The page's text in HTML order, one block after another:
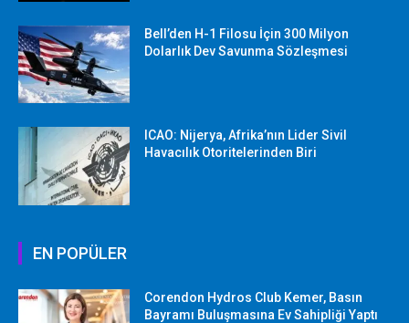
Bell’den H-1 Filosu İçin 300 Milyon
Dolarlık Dev Savunma Sözleşmesi
ICAO: Nijerya, Afrika’nın Lider Sivil
Havacılık Otoritelerinden Biri
EN POPÜLER
Corendon Hydros Club Kemer, Basın
Bayramı Buluşmasına Ev Sahipliği Yaptı